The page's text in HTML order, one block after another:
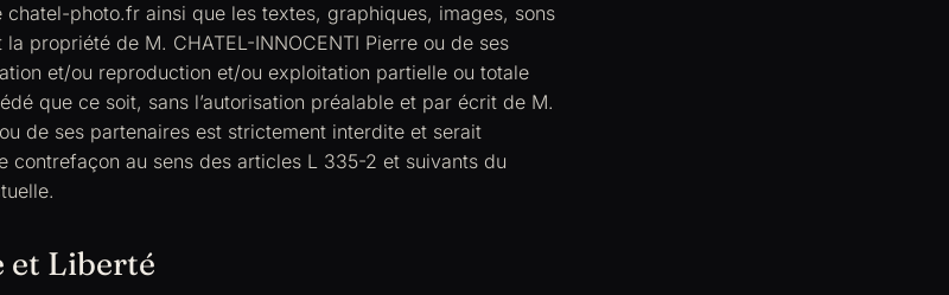
photo.fr ainsi que les textes, graphiques, images, sons
propriété de M. CHATEL-INNOCENTI Pierre ou de ses
et/ou reproduction et/ou exploitation partielle ou totale
que ce soit, sans l’autorisation préalable et par écrit de M.
de ses partenaires est strictement interdite et serait
contrefaçon au sens des articles L 335-2 et suivants du
Liberté